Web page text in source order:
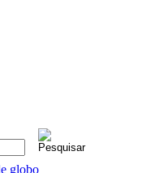
globo